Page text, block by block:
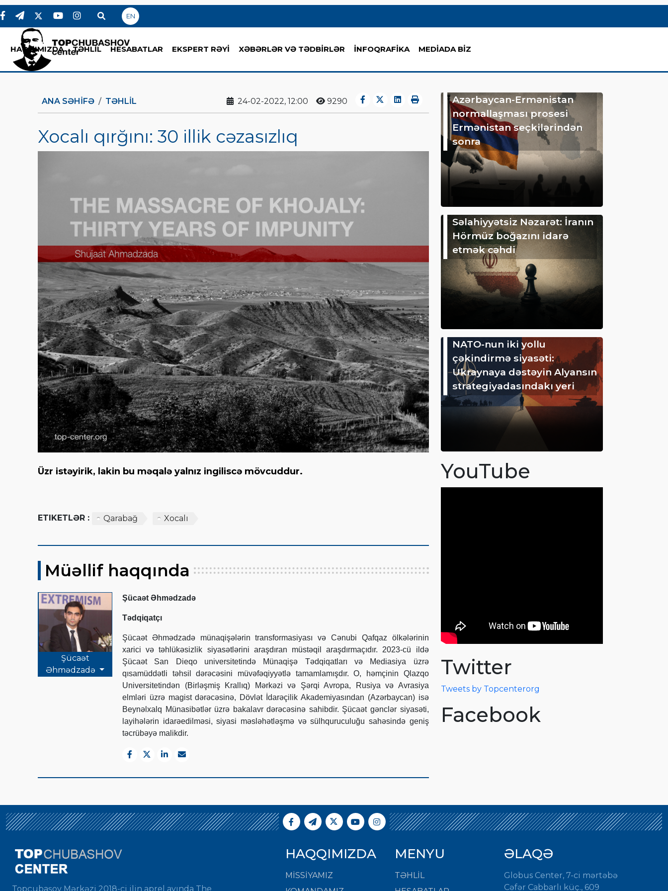
EN
HAQQIMIZDA TƏHLİL HESABATLAR EKSPERT RƏYİ XƏBƏRLƏR VƏ TƏDBİRLƏR İNFOQRAFİKA MEDİADA BİZ
ANA SƏHIFƏ TƏHLİL 24-02-2022, 12:00 9290
Xocalı qırğını: 30 illik cəzasızlıq
Üzr istəyirik, lakin bu məqalə yalnız ingiliscə mövcuddur.
ETIKETLƏR : Qarabağ Xocalı
Müəllif haqqında
Şücaət
Əhmədzadə
Şücaət Əhmədzadə
Tədqiqatçı
Şücaət Əhmədzadə münaqişələrin transformasiyası və Cənubi Qafqaz ölkələrinin
xarici və təhlükəsizlik siyasətlərini araşdıran müstəqil araşdırmaçıdır. 2023-cü ildə
Şücaət San Dieqo universitetində Münaqişə Tədqiqatları və Mediasiya üzrə
qısamüddətli təhsil dərəcəsini müvəfəqiyyətlə tamamlamışdır. O, həmçinin Qlazqo
Universitetindən (Birləşmiş Krallıq) Mərkəzi və Şərqi Avropa, Rusiya və Avrasiya
elmləri üzrə magist dərəcəsinə, Dövlət İdarəçilik Akademiyasından (Azərbaycan) isə
Beynəlxalq Münasibətlər üzrə bakalavr dərəcəsinə sahibdir. Şücaət gənclər siyasəti,
layihələrin idarəedilməsi, siyasi məsləhətləşmə və sülhquruculuğu sahəsində geniş
təcrübəyə malikdir.
Azərbaycan-Ermənistan
normallaşması prosesi
Ermənistan seçkilərindən
sonra
Səlahiyyətsiz Nəzarət: İranın
Hörmüz boğazını idarə
etmək cəhdi
NATO-nun iki yollu
çəkindirmə siyasəti:
Ukraynaya dəstəyin Alyansın
strategiyadasındakı yeri
YouTube
Twitter
Tweets by Topcenterorg
Facebook
Topçubaşov Mərkəzi 2018-ci ilin aprel ayında The
HAQQIMIZDA
MISSIYAMIZ
MENYU
TƏHLİL
ƏLAQƏ
Globus Center, 7-ci mərtəbə
Cəfər Cabbarlı küç., 609